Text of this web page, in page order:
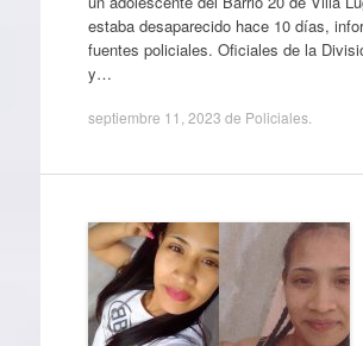
estaba desaparecido hace 10 días,
fuentes policiales. Oficiales de la
y…
septiembre 11, 2023 de Policiales.